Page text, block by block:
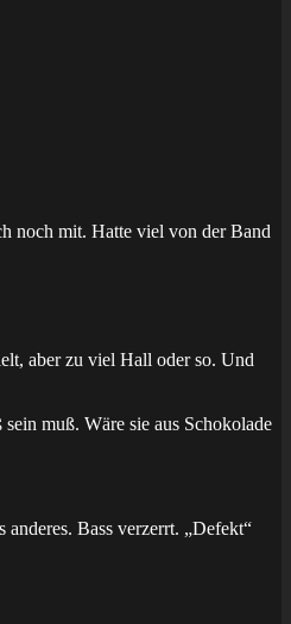
noch mit. Hatte viel von der Band
aber zu viel Hall oder so. Und
muß. Wäre sie aus Schokolade
Bass verzerrt. „Defekt“